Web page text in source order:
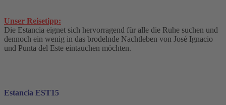
Unser Reisetipp:
Die Estancia eignet sich hervorragend für alle die Ruhe suchen und
dennoch ein wenig in das brodelnde Nachtleben von José Ignacio
und Punta del Este eintauchen möchten.
Estancia EST15